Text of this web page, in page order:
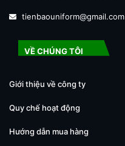
tienbaouniform@gmail.com
VỀ CHÚNG TÔI
Giới thiệu về công ty
Quy chế hoạt động
Hướng dẫn mua hàng